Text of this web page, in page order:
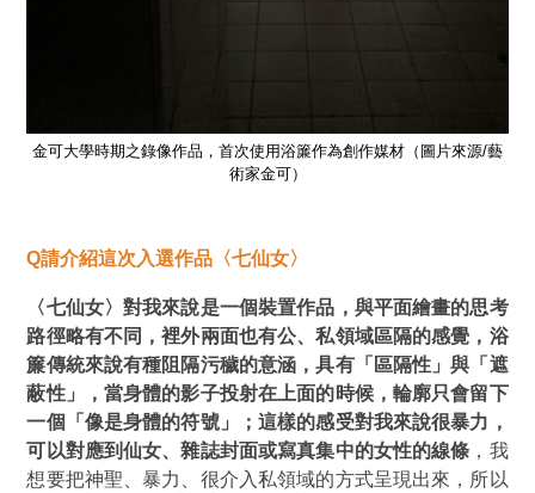
金可大學時期之錄像作品，首次使用浴簾作為創作媒材（圖片來源/藝
術家金可）
Q請介紹這次入選作品〈七仙女〉
〈七仙女〉對我來說是一個裝置作品，與平面繪畫的思考
路徑略有不同，裡外兩面也有公、私領域區隔的感覺，浴
簾傳統來說有種阻隔污穢的意涵，具有「區隔性」與「遮
蔽性」，當身體的影子投射在上面的時候，輪廓只會留下
一個「像是身體的符號」；這樣的感受對我來說很暴力，
可以對應到仙女、雜誌封面或寫真集中的女性的線條 ，我
想要把神聖、暴力、很介入私領域的方式呈現出來，所以